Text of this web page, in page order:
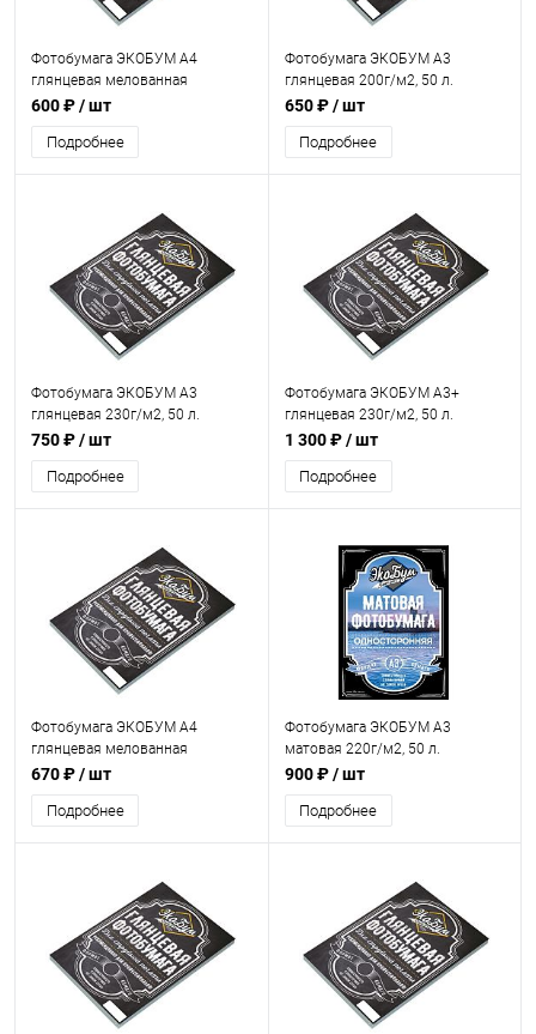
Фотобумага ЭКОБУМ А4
глянцевая мелованная
двухсторонняя 160г/м2, 50 л.
600 ₽/ шт
Подробнее
Фотобумага ЭКОБУМ А3
глянцевая 200г/м2, 50 л.
650 ₽/ шт
Подробнее
Фотобумага ЭКОБУМ А3
глянцевая 230г/м2, 50 л.
750 ₽/ шт
Подробнее
Фотобумага ЭКОБУМ А3+
глянцевая 230г/м2, 50 л.
1 300 ₽/ шт
Подробнее
Фотобумага ЭКОБУМ А4
глянцевая мелованная
двухсторонняя 200г/м2, 50 л.
670 ₽/ шт
Подробнее
Фотобумага ЭКОБУМ А3
матовая 220г/м2, 50 л.
900 ₽/ шт
Подробнее